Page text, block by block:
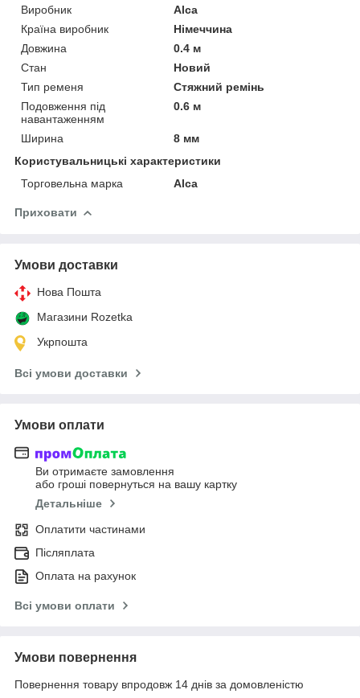
Виробник
Alca
Країна виробник
Німеччина
Довжина
0.4 м
Стан
Новий
Тип ременя
Стяжний ремінь
Подовження під
навантаженням
0.6 м
Ширина
8 мм
Користувальницькі характеристики
Торговельна марка
Alca
Приховати
Умови доставки
Нова Пошта
Магазини Rozetka
Укрпошта
Всі умови доставки
Умови оплати
Ви отримаєте замовлення
або гроші повернуться на вашу картку
Детальніше
Оплатити частинами
Післяплата
Оплата на рахунок
Всі умови оплати
Умови повернення
Повернення товару впродовж 14 днів за домовленістю